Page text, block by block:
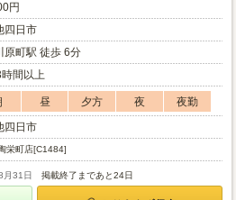
円
四日市
原町駅 徒歩 6分
間以上
昼 夕方 夜
夜勤
四日市
栄町店[C1484]
月31日 掲載終了まであと24日